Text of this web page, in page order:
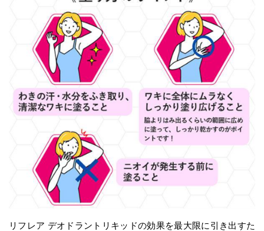
リフレア デオドラントリキッドの効果を最大限に引き出すた